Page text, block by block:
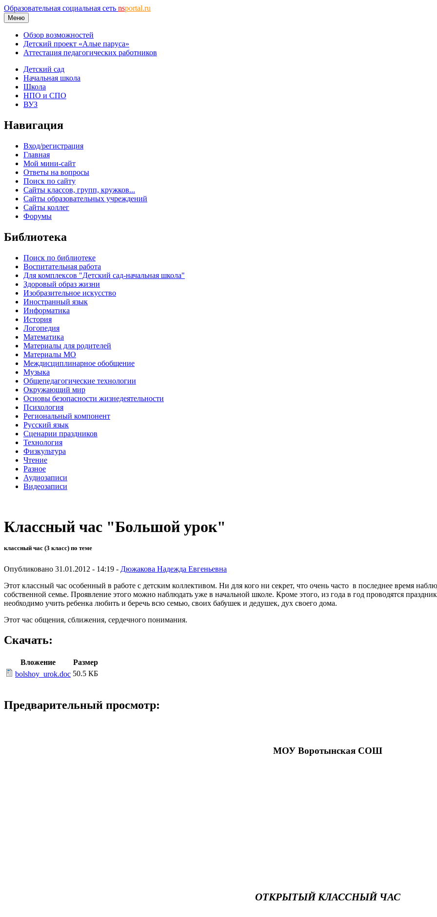
Образовательная социальная сеть nsportal.ru
Меню
Обзор возможностей
Детский проект «Алые паруса»
Аттестация педагогических работников
Детский сад
Начальная школа
Школа
НПО и СПО
ВУЗ
Навигация
Вход/регистрация
Главная
Мой мини-сайт
Ответы на вопросы
Поиск по сайту
Сайты классов, групп, кружков...
Сайты образовательных учреждений
Сайты коллег
Форумы
Библиотека
Поиск по библиотеке
Воспитательная работа
Для комплексов "Детский сад-начальная школа"
Здоровый образ жизни
Изобразительное искусство
Иностранный язык
Информатика
История
Логопедия
Математика
Материалы для родителей
Материалы МО
Междисциплинарное обобщение
Музыка
Общепедагогические технологии
Окружающий мир
Основы безопасности жизнедеятельности
Психология
Региональный компонент
Русский язык
Сценарии праздников
Технология
Физкультура
Чтение
Разное
Аудиозаписи
Видеозаписи
Классный час "Большой урок"
классный час (3 класс) по теме
Опубликовано 31.01.2012 - 14:19 - Дюжакова Надежда Евгеньевна
Этот классный час особенный в работе с детским коллективом. Ни для кого ни секрет, что очень часто в последнее время
собственной семье. Проявление этого можно наблюдать уже в начальной школе. Кроме этого, из года в год проводятся
необходимо учить ребенка любить и беречь всю семью, своих бабушек и дедушек, дух своего дома.
Этот час общения, сближения, сердечного понимания.
Скачать:
Вложение
Размер
bolshoy_urok.doc 50.5 КБ
Предварительный просмотр:
МОУ Воротынская СОШ
ОТКРЫТЫЙ КЛАССНЫЙ ЧАС